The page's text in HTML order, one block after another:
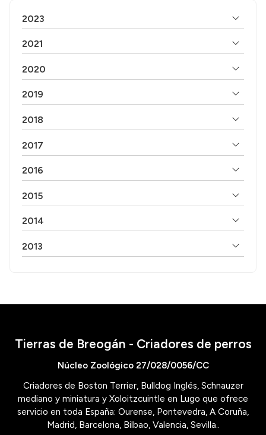
2023
2021
2020
2019
2018
2017
2016
2015
2014
2013
Tierras de Breogán - Criadores de perros
Núcleo Zoológico 27/028/0056/CC
Criadores de Boston Terrier, Bulldog Inglés, Schnauzer
mediano y miniatura y Xoloitzcuintle en Lugo que ofrece
servicio en toda España: Ourense, Pontevedra, A Coruña,
Madrid, Barcelona, Bilbao, Valencia, Sevilla..